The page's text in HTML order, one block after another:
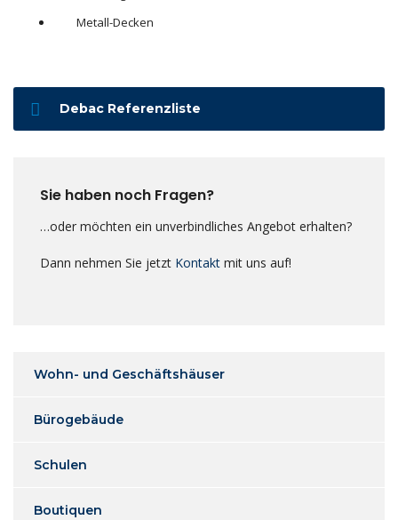
Metall-Decken
Debac Referenzliste
Sie haben noch Fragen?
…oder möchten ein unverbindliches Angebot erhalten?
Dann nehmen Sie jetzt Kontakt mit uns auf!
Wohn- und Geschäftshäuser
Bürogebäude
Schulen
Boutiquen